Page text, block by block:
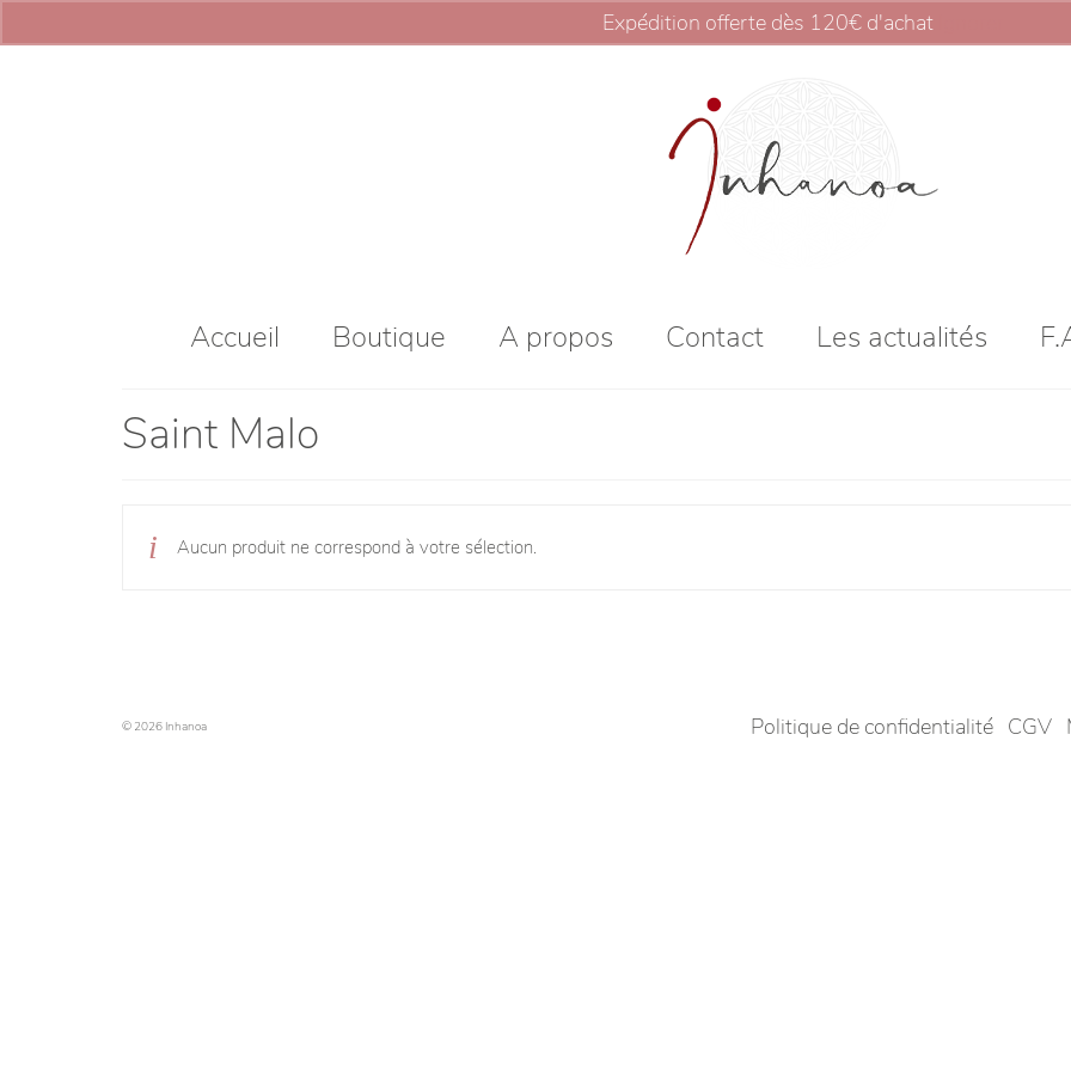
Expédition offerte dès 120€ d'achat
Accueil Boutique A propos Contact Les actualités
Saint Malo
Aucun produit ne correspond à votre sélection.
Politique de confidentialité CGV
© 2026 Inhanoa